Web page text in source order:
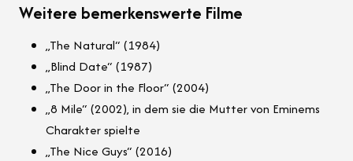
Weitere bemerkenswerte Filme
„The Natural“ (1984)
„Blind Date“ (1987)
„The Door in the Floor“ (2004)
„8 Mile“ (2002), in dem sie die Mutter von Eminems
Charakter spielte
„The Nice Guys“ (2016)